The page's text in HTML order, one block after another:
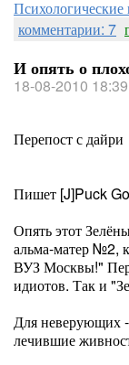
комментарии: 7
И опять о
18-08-2010 18:39
Перепост с дайри
Пишет [J]Puck
Опять этот
альма-матер №2,
ВУЗ Москвы!"
идиотов. Так и
Для неверующих
лечившие